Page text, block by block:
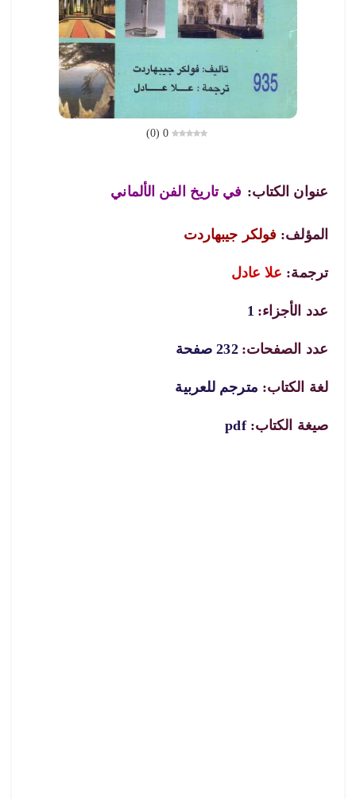
0
(
0
)
عنوان الكتاب: في تاريخ الفن الألماني
المؤلف: فولكر جيبهاردت
ترجمة: علا عادل
عدد الأجزاء: 1
عدد الصفحات: 232 صفحة
لغة الكتاب: مترجم للعربية
صيغة الكتاب: pdf